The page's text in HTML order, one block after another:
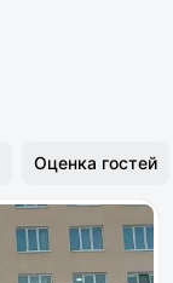
Оценка гостей